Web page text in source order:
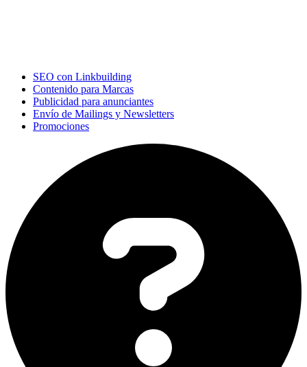
SEO con Linkbuilding
Contenido para Marcas
Publicidad para anunciantes
Envío de Mailings y Newsletters
Promociones